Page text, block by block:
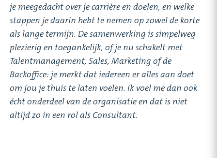
je meegedacht over je carrière en doelen, en welke
stappen je daarin hebt te nemen op zowel de korte
als lange termijn. De samenwerking is simpelweg
plezierig en toegankelijk, of je nu schakelt met
Talentmanagement, Sales, Marketing of de
Backoffice: je merkt dat iedereen er alles aan doet
om jou je thuis te laten voelen. Ik voel me dan ook
écht onderdeel van de organisatie en dat is niet
altijd zo in een rol als Consultant.